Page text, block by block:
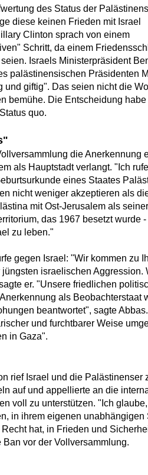
des Status der
diese keinen Frieden mit Israel
Clinton sprach von einem
Schritt, da einem
Israels Ministerpräsident
palästinensischen Präsidenten
und giftig". Das seien nicht die
bemühe. Die Entscheidung
quo.
die Anerkennung
als Hauptstadt verlangt. "Ich
eines Staates
nicht weniger akzeptieren als
mit Ost-Jerusalem als
das 1967 besetzt wurde -
zu leben."
gegen Israel: "Wir kommen zu
israelischen Aggression.
er. "Unsere friedlichen
als Beobachterstaat
beantwortet", sagte
und furchtbarer Weise
in Gaza".
rief Israel und die Palästinenser
auf und appellierte an die
voll zu unterstützen. "Ich
in ihrem eigenen unabhängigen
hat, in Frieden und
vor der Vollversammlung.